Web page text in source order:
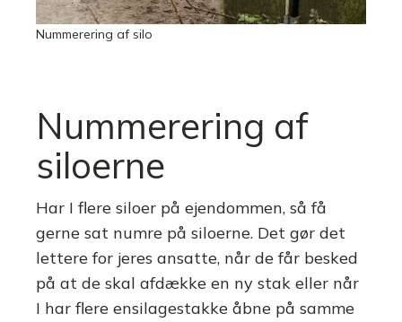
Nummerering af
siloerne
Har I flere siloer på ejendommen, så få
gerne sat numre på siloerne. Det gør det
lettere for jeres ansatte, når de får besked
på at de skal afdække en ny stak eller når
I har flere ensilagestakke åbne på samme
Nummerering af silo